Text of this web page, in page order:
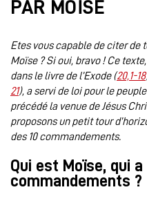
PAR MOÏSE
Etes vous capable de citer de
Moïse ? Si oui, bravo ! Ce
dans le livre de l’Exode (20,1-18
21), a servi de loi pour le
précédé la venue de Jésus
proposons un petit tour
des 10 commandements.
Qui est Moïse, qui
commandements ?